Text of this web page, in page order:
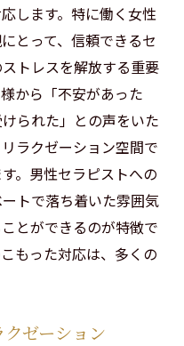
します。特に働く女性
とって、信頼できるセ
トレスを解放する重要
から「不安があった
られた」との声をいた
ラクゼーション空間で
。男性セラピストへの
トで落ち着いた雰囲気
とができるのが特徴で
もった対応は、多くの
ゼーション